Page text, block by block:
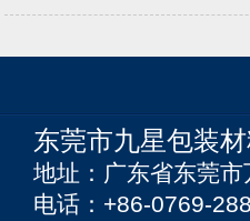
东莞市九星包装
地址：广东省东莞
电话：+86-0769-